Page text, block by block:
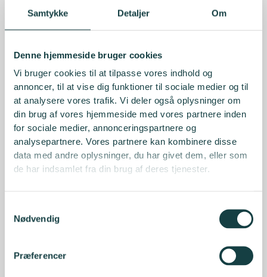
Samtykke Detaljer Om
Denne hjemmeside bruger cookies
Vi bruger cookies til at tilpasse vores indhold og
annoncer, til at vise dig funktioner til sociale medier og til
at analysere vores trafik. Vi deler også oplysninger om
din brug af vores hjemmeside med vores partnere inden
for sociale medier, annonceringspartnere og
analysepartnere. Vores partnere kan kombinere disse
data med andre oplysninger, du har givet dem, eller som
de har indsamlet fra din brug af deres tjenester.
Nødvendig
Præferencer